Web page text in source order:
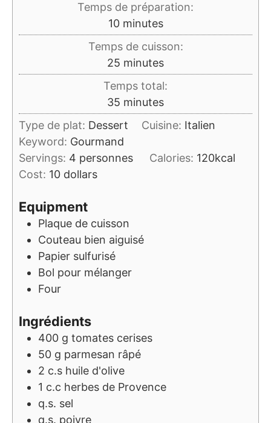
Temps de préparation:
10minutes
minutes
Temps de cuisson:
25 minutes
minutes
Temps total:
35 minutes
minutes
Type de plat: Dessert Cuisine: Italien
Keyword: Gourmand
Servings: 4 personnes Calories: 120kcal
Cost: 10 dollars
Equipment
Plaque de cuisson
Couteau bien aiguisé
Papier sulfurisé
Bol pour mélanger
Four
Ingrédients
400 g tomates cerises
50 g parmesan râpé
2 c.s huile d'olive
1 c.c herbes de Provence
q.s. sel
q.s. poivre